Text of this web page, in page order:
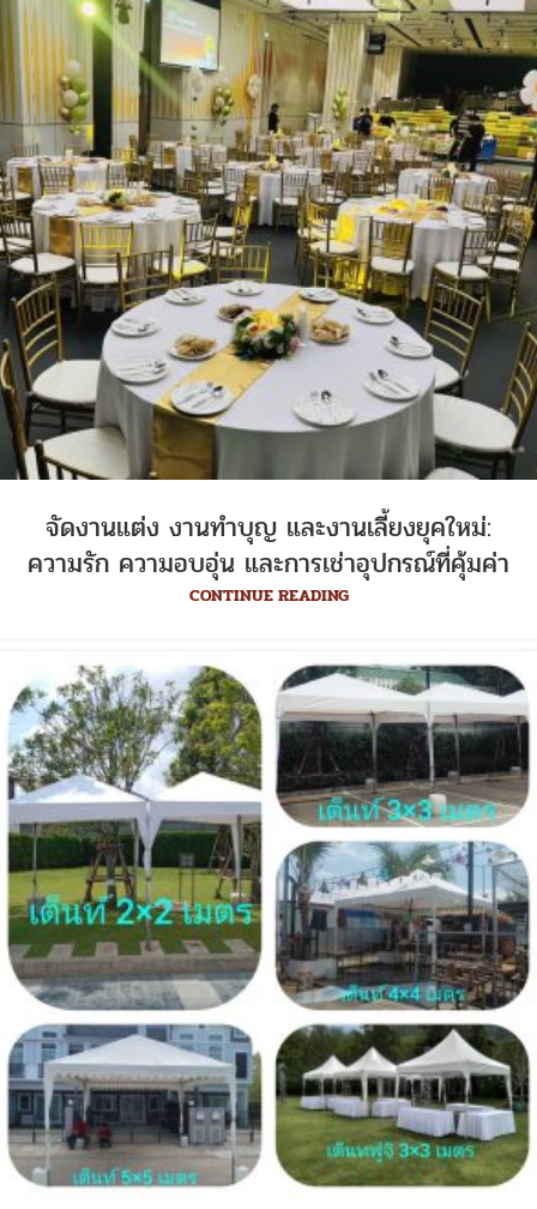
จัดงานแต่ง งานทำบุญ และงานเลี้ยงยุคใหม่:
ความรัก ความอบอุ่น และการเช่าอุปกรณ์ที่คุ้มค่า
CONTINUE READING